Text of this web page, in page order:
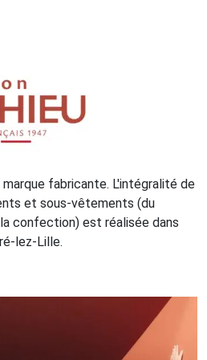
marque fabricante. L'intégralité de
et sous-vêtements (du
confection) est réalisée dans
lez-Lille.